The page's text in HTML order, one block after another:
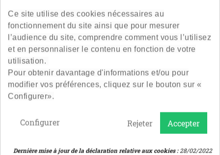
16 autres produits dans la même
catégorie :
Ce site utilise des cookies nécessaires au
fonctionnement du site ainsi que pour mesurer
l’audience du site, comprendre comment vous l’utilisez
et en personnaliser le contenu en fonction de votre
utilisation.
Pour obtenir davantage d'informations et/ou pour
modifier vos préférences, cliquez sur le bouton sur «
Configurer».
Accepter
Rejeter
Configurer
Dernière mise à jour de la déclaration relative aux cookies :28/02/2022